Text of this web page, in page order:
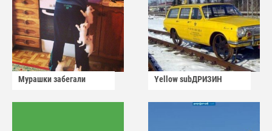
Мурашки забегали Yellow subДРИЗИН